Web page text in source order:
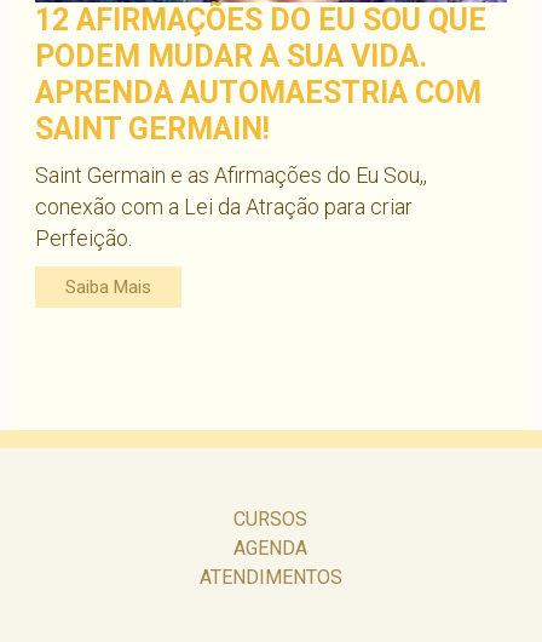
12 AFIRMAÇÕES DO EU SOU QUE
PODEM MUDAR A SUA VIDA.
APRENDA AUTOMAESTRIA COM
SAINT GERMAIN!
Saint Germain e as Afirmações do Eu Sou,,
conexão com a Lei da Atração para criar
Perfeição.
Saiba Mais
CURSOS
AGENDA
ATENDIMENTOS